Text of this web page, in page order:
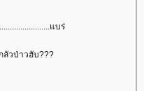
แบร่
ลัวป่าวฮับ???